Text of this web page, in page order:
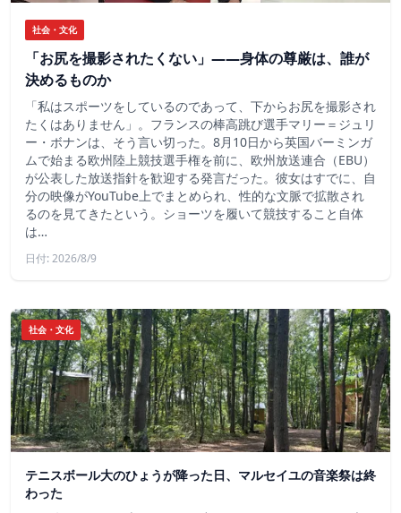
社会・文化
「お尻を撮影されたくない」――身体の尊厳は、誰が
決めるものか
「私はスポーツをしているのであって、下からお尻を撮影され
たくはありません」。フランスの棒高跳び選手マリー＝ジュリ
ー・ボナンは、そう言い切った。8月10日から英国バーミンガ
ムで始まる欧州陸上競技選手権を前に、欧州放送連合（EBU）
が公表した放送指針を歓迎する発言だった。彼女はすでに、自
分の映像がYouTube上でまとめられ、性的な文脈で拡散され
るのを見てきたという。ショーツを履いて競技すること自体
は…
日付: 2026/8/9
社会・文化
テニスボール大のひょうが降った日、マルセイユの音楽祭は終
わった